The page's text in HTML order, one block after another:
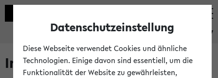
eKVV
Im eKVV verwaltete Räume
Datenschutzeinstellung
Diese Webseite verwendet Cookies und ähnliche
Technologien. Einige davon sind essentiell, um die
Funktionalität der Website zu gewährleisten,